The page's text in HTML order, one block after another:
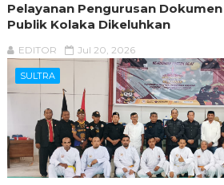
Pelayanan Pengurusan
Publik Kolaka Dikeluhkan
EDITOR Jul 20, 2026
SULTRA